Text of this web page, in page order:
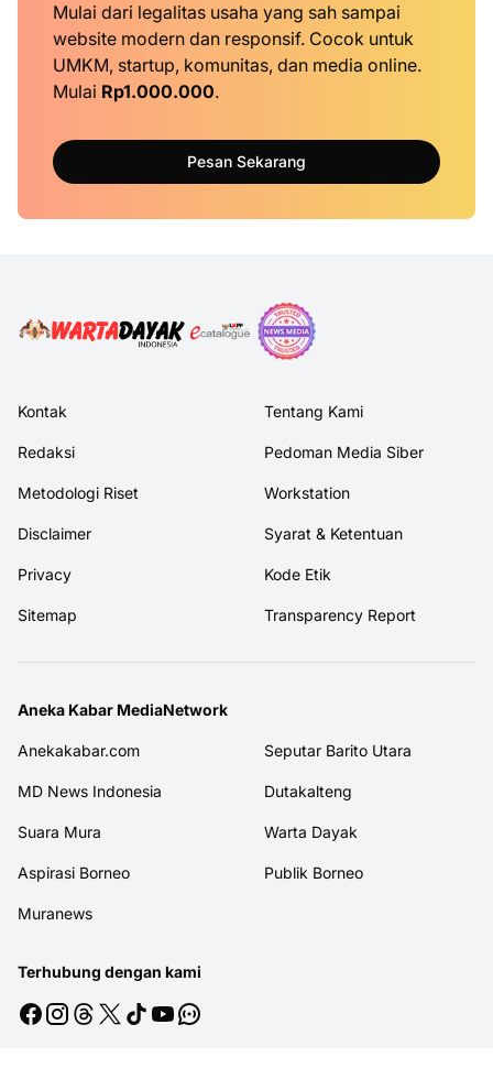
Mulai dari legalitas usaha yang sah sampai
website modern dan responsif. Cocok untuk
UMKM, startup, komunitas, dan media online.
Mulai Rp1.000.000.
Pesan Sekarang
Kontak Tentang Kami
Redaksi Pedoman Media Siber
Metodologi Riset Workstation
Disclaimer Syarat & Ketentuan
Privacy Kode Etik
Sitemap Transparency Report
Aneka Kabar MediaNetwork
Anekakabar.com Seputar Barito Utara
MD News Indonesia Dutakalteng
Suara Mura Warta Dayak
Aspirasi Borneo Publik Borneo
Muranews
Terhubung dengan kami